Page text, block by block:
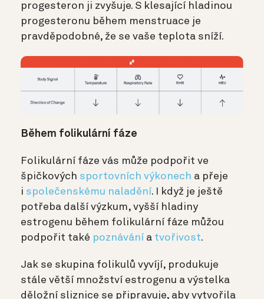
progesteron ji zvyšuje. S klesající hladinou
progesteronu během menstruace je
pravděpodobné, že se vaše teplota sníží.
Během folikulární fáze
Folikulární fáze vás může podpořit ve
špičkových sportovních výkonech a přeje
i společenskému naladění. I když je ještě
potřeba další výzkum, vyšší hladiny
estrogenu během folikulární fáze můžou
podpořit také poznávání a tvořivost.
Jak se skupina folikulů vyvíjí, produkuje
stále větší množství estrogenu a výstelka
děložní sliznice se připravuje, aby vytvořila